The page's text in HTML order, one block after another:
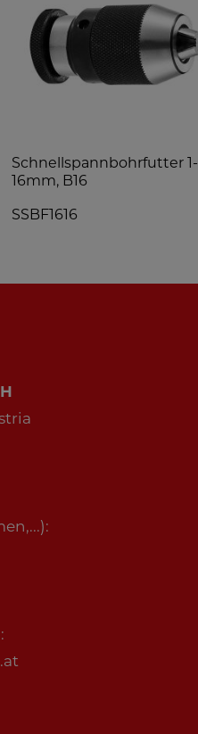
Schnellspannbohrfutter 1-
16mm, B16
SSBF1616